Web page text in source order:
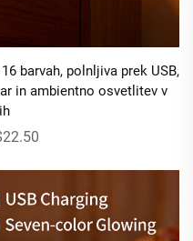
barvah, polnljiva prek USB,
in ambientno osvetlitev v